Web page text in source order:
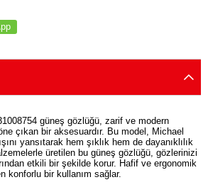
güneş gözlüğü, zarif ve modern
çıkan bir aksesuardır. Bu model, Michael
yansıtarak hem şıklık hem de dayanıklılık
üretilen bu güneş gözlüğü, gözlerinizi
etkili bir şekilde korur. Hafif ve ergonomik
konforlu bir kullanım sağlar.